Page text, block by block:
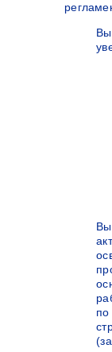
по
(за